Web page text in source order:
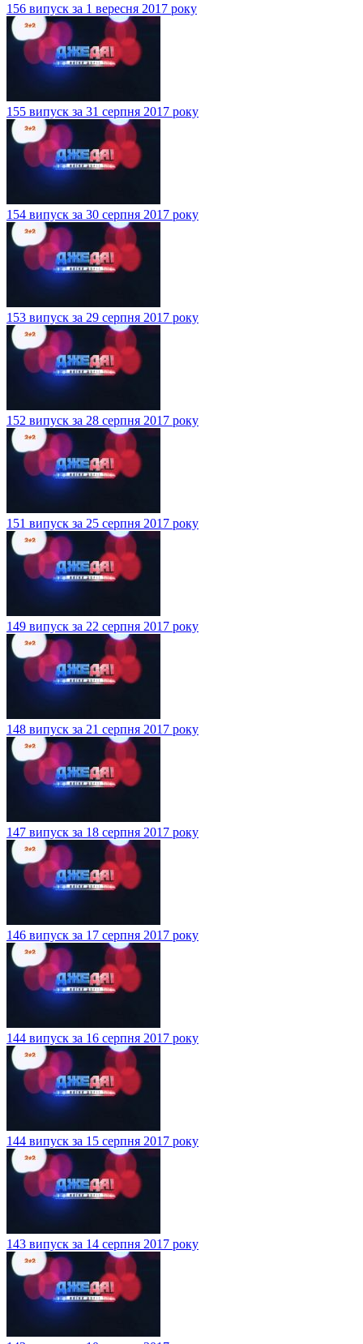
156 випуск за 1 вересня 2017 року
155 випуск за 31 серпня 2017 року
154 випуск за 30 серпня 2017 року
153 випуск за 29 серпня 2017 року
152 випуск за 28 серпня 2017 року
151 випуск за 25 серпня 2017 року
149 випуск за 22 серпня 2017 року
148 випуск за 21 серпня 2017 року
147 випуск за 18 серпня 2017 року
146 випуск за 17 серпня 2017 року
144 випуск за 16 серпня 2017 року
144 випуск за 15 серпня 2017 року
143 випуск за 14 серпня 2017 року